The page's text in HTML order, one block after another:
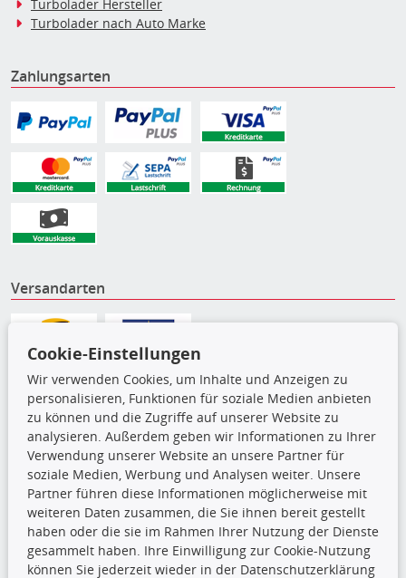
Turbolader Hersteller
Turbolader nach Auto Marke
Zahlungsarten
Versandarten
Die hier angezeigten Daten,
insbesondere die gesamte Datenbank,
dürfen nicht kopiert werden. Es ist zu
unterlassen, die Daten oder die gesamte Datenbank ohne
Cookie-Einstellungen
Wir verwenden Cookies, um Inhalte und Anzeigen zu
personalisieren, Funktionen für soziale Medien anbieten
zu können und die Zugriffe auf unserer Website zu
analysieren. Außerdem geben wir Informationen zu Ihrer
Verwendung unserer Website an unsere Partner für
soziale Medien, Werbung und Analysen weiter. Unsere
Partner führen diese Informationen möglicherweise mit
weiteren Daten zusammen, die Sie ihnen bereit gestellt
haben oder die sie im Rahmen Ihrer Nutzung der Dienste
gesammelt haben. Ihre Einwilligung zur Cookie-Nutzung
können Sie jederzeit wieder in der Datenschutzerklärung